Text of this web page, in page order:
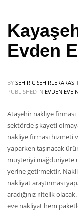
Evden
BY
PUBLISHED IN EVDEN EVE
Ataşehir nakliye firması
sektörde şikayeti
nakliye firması hizmeti
yaparken taşınacak
müşteriyi mağduriyete
yerine getirmektir.
nakliyat araştırması
aradığınız nitelik
eve nakliyat hem